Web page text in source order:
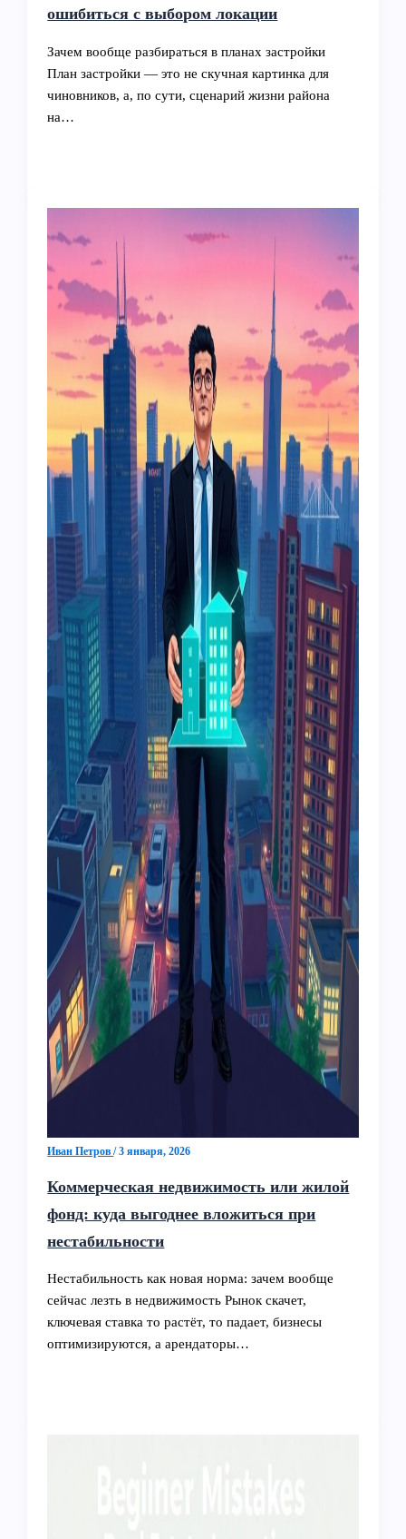
ошибиться с выбором локации
Зачем вообще разбираться в планах застройки
План застройки — это не скучная картинка для
чиновников, а, по сути, сценарий жизни района
на…
Иван Петров/3 января, 2026
Коммерческая недвижимость или жилой
фонд: куда выгоднее вложиться при
нестабильности
Нестабильность как новая норма: зачем вообще
сейчас лезть в недвижимость Рынок скачет,
ключевая ставка то растёт, то падает, бизнесы
оптимизируются, а арендаторы…